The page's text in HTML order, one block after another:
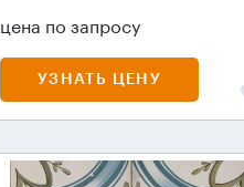
цена по запросу
УЗНАТЬ ЦЕНУ